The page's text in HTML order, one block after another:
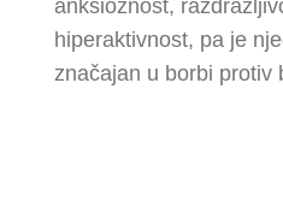
anksioznost,
hiperaktivnost, pa je
značajan u borbi protiv